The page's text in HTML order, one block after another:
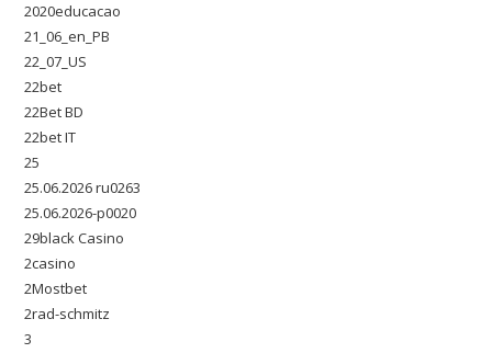
2020educacao
21_06_en_PB
22_07_US
22bet
22Bet BD
22bet IT
25
25.06.2026 ru0263
25.06.2026-p0020
29black Casino
2casino
2Mostbet
2rad-schmitz
3